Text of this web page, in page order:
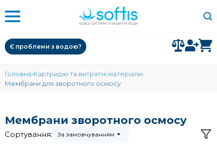
Є проблеми з водою?
Головна Картриджі та витратні матеріали
Мембрани для зворотного осмосу
Мембрани зворотного осмосу
Сортування: За замовчуванням